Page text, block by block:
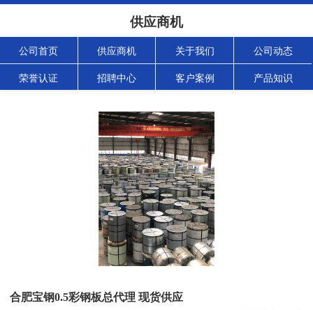
供应商机
公司首页 供应商机 关于我们 公司动态
荣誉认证 招聘中心 客户案例 产品知识
合肥宝钢0.5彩钢板总代理 现货供应